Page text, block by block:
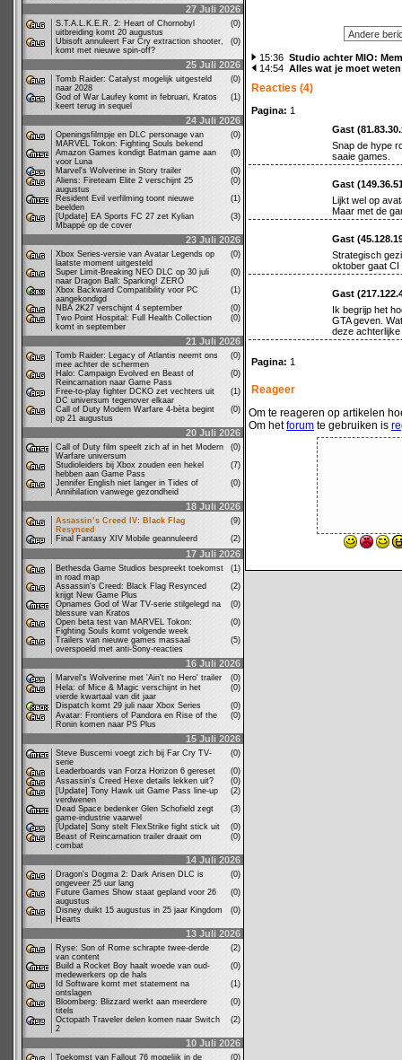
27 Juli 2026
S.T.A.L.K.E.R. 2: Heart of Chornobyl
uitbreiding komt 20 augustus
(0)
Ubisoft annuleert Far Cry extraction shooter,
komt met nieuwe spin-off?
(0)
25 Juli 2026
Tomb Raider: Catalyst mogelijk uitgesteld
naar 2028
(0)
God of War Laufey komt in februari, Kratos
keert terug in sequel
(1)
24 Juli 2026
Openingsfilmpje en DLC personage van
MARVEL Tokon: Fighting Souls bekend
(0)
Amazon Games kondigt Batman game aan
voor Luna
(0)
Marvel's Wolverine in Story trailer
(0)
Aliens: Fireteam Elite 2 verschijnt 25
augustus
(0)
Resident Evil verfilming toont nieuwe
beelden
(1)
[Update] EA Sports FC 27 zet Kylian
Mbappé op de cover
(3)
23 Juli 2026
Xbox Series-versie van Avatar Legends op
laatste moment uitgesteld
(0)
Super Limit-Breaking NEO DLC op 30 juli
naar Dragon Ball: Sparking! ZERO
(0)
Xbox Backward Compatibility voor PC
aangekondigd
(1)
NBA 2K27 verschijnt 4 september
(0)
Two Point Hospital: Full Health Collection
komt in september
(0)
21 Juli 2026
Tomb Raider: Legacy of Atlantis neemt ons
mee achter de schermen
(0)
Halo: Campaign Evolved en Beast of
Reincarnation naar Game Pass
(0)
Free-to-play fighter DCKO zet vechters uit
DC universum tegenover elkaar
(1)
Call of Duty Modern Warfare 4-bèta begint
op 21 augustus
(0)
20 Juli 2026
Call of Duty film speelt zich af in het Modern
Warfare universum
(0)
Studioleiders bij Xbox zouden een hekel
hebben aan Game Pass
(7)
Jennifer English niet langer in Tides of
Annihilation vanwege gezondheid
(0)
18 Juli 2026
Assassin’s Creed IV: Black Flag
Resynced
(9)
Final Fantasy XIV Mobile geannuleerd
(2)
17 Juli 2026
Bethesda Game Studios bespreekt toekomst
in road map
(1)
Assassin's Creed: Black Flag Resynced
krijgt New Game Plus
(2)
Opnames God of War TV-serie stilgelegd na
blessure van Kratos
(0)
Open beta test van MARVEL Tokon:
Fighting Souls komt volgende week
(0)
Trailers van nieuwe games massaal
overspoeld met anti-Sony-reacties
(5)
16 Juli 2026
Marvel's Wolverine met 'Ain't no Hero' trailer
(0)
Hela: of Mice & Magic verschijnt in het
vierde kwartaal van dit jaar
(0)
Dispatch komt 29 juli naar Xbox Series
(0)
Avatar: Frontiers of Pandora en Rise of the
Ronin komen naar PS Plus
(0)
15 Juli 2026
Steve Buscemi voegt zich bij Far Cry TV-
serie
(0)
Leaderboards van Forza Horizon 6 gereset
(0)
Assassin's Creed Hexe details lekken uit?
(0)
[Update] Tony Hawk uit Game Pass line-up
verdwenen
(2)
Dead Space bedenker Glen Schofield zegt
game-industrie vaarwel
(3)
[Update] Sony stelt FlexStrike fight stick uit
(0)
Beast of Reincarnation trailer draait om
combat
(0)
14 Juli 2026
Dragon's Dogma 2: Dark Arisen DLC is
ongeveer 25 uur lang
(0)
Future Games Show staat gepland voor 26
augustus
(0)
Disney duikt 15 augustus in 25 jaar Kingdom
Hearts
(0)
13 Juli 2026
Ryse: Son of Rome schrapte twee-derde
van content
(2)
Build a Rocket Boy haalt woede van oud-
medewerkers op de hals
(0)
Id Software komt met statement na
ontslagen
(1)
Bloomberg: Blizzard werkt aan meerdere
titels
(0)
Octopath Traveler delen komen naar Switch
2
(2)
10 Juli 2026
Toekomst van Fallout 76 mogelijk in de (0)
15:36 Studio achter MIO:
14:54 Alles wat je moet
Reacties (4)
Pagina: 1
Gast
Snap de hype
saaie games.
Gast
Lijkt wel op
Maar met de
Gast
Strategisch
oktober gaat
Gast
Ik begrijp het
GTA geven.
deze
Pagina: 1
Reageer
Om te reageren op artikelen
Om hetforum te gebruiken is